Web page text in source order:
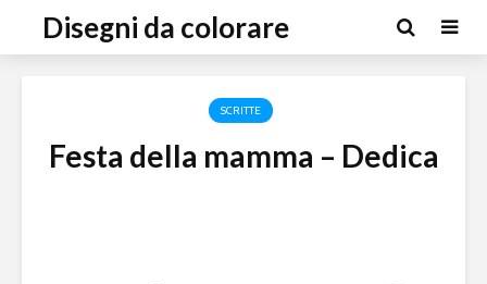
Disegni da colorare
SCRITTE
Festa della mamma – Dedica